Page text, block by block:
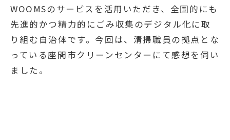
WOOMSのサービスを活用いただき、全国的にも
先進的かつ精力的にごみ収集のデジタル化に取
り組む自治体です。今回は、清掃職員の拠点とな
っている座間市クリーンセンターにて感想を伺い
ました。